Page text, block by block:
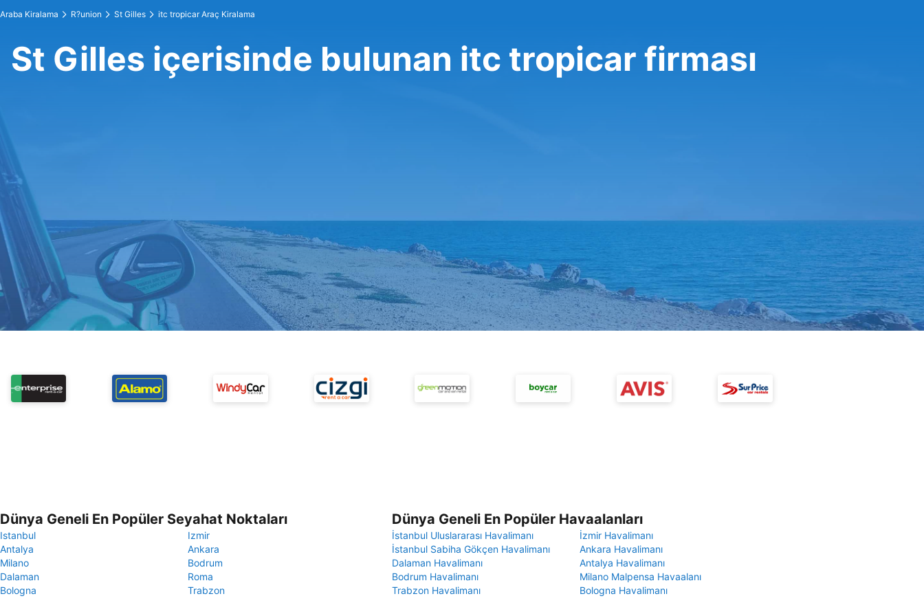
Araba Kiralama R?union St Gilles itc tropicar Araç Kiralama
St Gilles içerisinde bulunan itc tropicar firması
Dünya Geneli En Popüler Seyahat Noktaları
Istanbul
Izmir
Antalya
Ankara
Milano
Bodrum
Dalaman
Roma
Bologna
Trabzon
Dünya Geneli En Popüler Havaalanları
İstanbul Uluslararası Havalimanı
İzmir Havalimanı
İstanbul Sabiha Gökçen Havalimanı
Ankara Havalimanı
Dalaman Havalimanı
Antalya Havalimanı
Bodrum Havalimanı
Milano Malpensa Havaalanı
Trabzon Havalimanı
Bologna Havalimanı